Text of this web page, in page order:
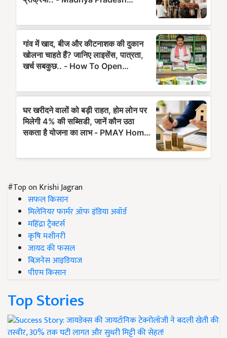
#Top on Krishi Jagran
सफल किसान
मिलेनियर फार्मर ऑफ इंडिया अवॉर्ड
महिंद्रा ट्रैक्टर्स
कृषि मशीनरी
जायद की फसल
बिज़नेस आइडियाज
पीएम किसान
Top Stories